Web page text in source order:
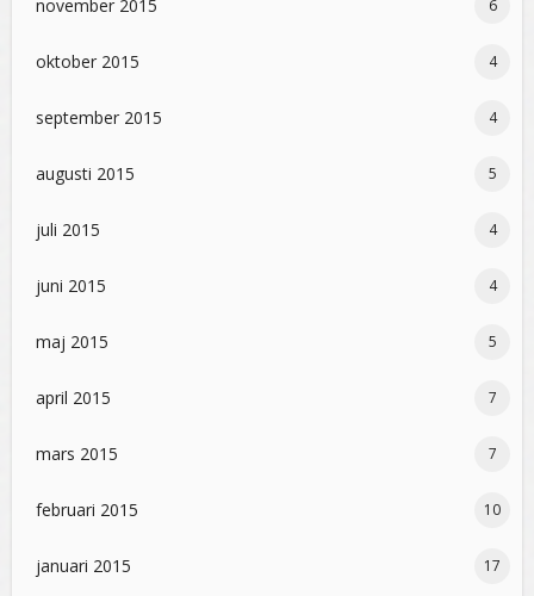
november 2015 6
oktober 2015 4
september 2015 4
augusti 2015 5
juli 2015 4
juni 2015 4
maj 2015 5
april 2015 7
mars 2015 7
februari 2015 10
januari 2015 17